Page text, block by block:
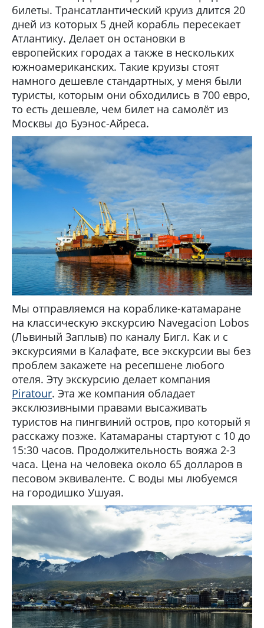
билеты. Трансатлантический круиз длится 20
дней из которых 5 дней корабль пересекает
Атлантику. Делает он остановки в
европейских городах а также в нескольких
южноамериканских. Такие круизы стоят
намного дешевле стандартных, у меня были
туристы, которым они обходились в 700 евро,
то есть дешевле, чем билет на самолёт из
Москвы до Буэнос-Айреса.
Мы отправляемся на кораблике-катамаране
на классическую экскурсию Navegacion Lobos
(Львиный Заплыв) по каналу Бигл. Как и с
экскурсиями в Калафате, все экскурсии вы без
проблем закажете на ресепшене любого
отеля. Эту экскурсию делает компания
Piratour. Эта же компания обладает
эксклюзивными правами высаживать
туристов на пингвиний остров, про который я
расскажу позже. Катамараны стартуют с 10 до
15:30 часов. Продолжительность вояжа 2-3
часа. Цена на человека около 65 долларов в
песовом эквиваленте. С воды мы любуемся
на городишко Ушуая.